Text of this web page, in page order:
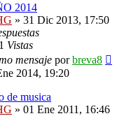
2014
» 31 Dic 2013, 17:50
Vistas
mensaje porbreva8
2014, 19:20
de musica
» 01 Ene 2011, 16:46